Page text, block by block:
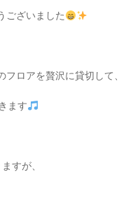
ございました
ロアを贅沢に貸切して、
ます
すが、